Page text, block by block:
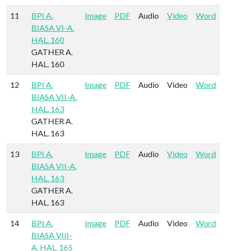
11
BPI A.
BIASA VI-A.
HAL. 160
GATHER A.
HAL. 160
Image PDF Audio Video Word
12
BPI A.
BIASA VII-A.
HAL. 163
GATHER A.
HAL. 163
Image PDF Audio Video Word
13
BPI A.
BIASA VII-A.
HAL. 163
GATHER A.
HAL. 163
Image PDF Audio Video Word
14
BPI A.
BIASA VIII-
A. HAL. 165
Image PDF Audio Video Word